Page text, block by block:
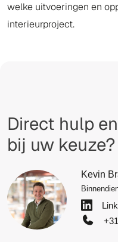
welke uitvoeringen en
interieurproject.
Direct hulp
bij uw keuze?
Kevin